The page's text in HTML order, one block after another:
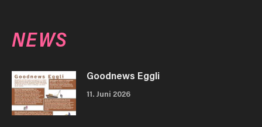
NEWS
Goodnews Eggli
11. Juni 2026